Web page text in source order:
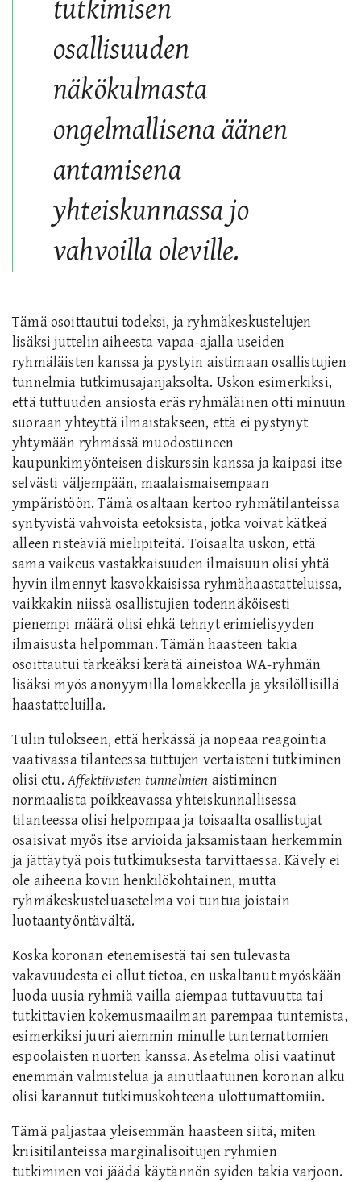
tutkimisen
osallisuuden
näkökulmasta
ongelmallisena äänen
antamisena
yhteiskunnassa jo
vahvoilla oleville.
Tämä osoittautui todeksi, ja ryhmäkeskustelujen
lisäksi juttelin aiheesta vapaa-ajalla useiden
ryhmäläisten kanssa ja pystyin aistimaan osallistujien
tunnelmia tutkimusajanjaksolta. Uskon esimerkiksi,
että tuttuuden ansiosta eräs ryhmäläinen otti minuun
suoraan yhteyttä ilmaistakseen, että ei pystynyt
yhtymään ryhmässä muodostuneen
kaupunkimyönteisen diskurssin kanssa ja kaipasi itse
selvästi väljempään, maalaismaisempaan
ympäristöön. Tämä osaltaan kertoo ryhmätilanteissa
syntyvistä vahvoista eetoksista, jotka voivat kätkeä
alleen risteäviä mielipiteitä. Toisaalta uskon, että
sama vaikeus vastakkaisuuden ilmaisuun olisi yhtä
hyvin ilmennyt kasvokkaisissa ryhmähaastatteluissa,
vaikkakin niissä osallistujien todennäköisesti
pienempi määrä olisi ehkä tehnyt erimielisyyden
ilmaisusta helpomman. Tämän haasteen takia
osoittautui tärkeäksi kerätä aineistoa WA-ryhmän
lisäksi myös anonyymilla lomakkeella ja yksilöllisillä
haastatteluilla.
Tulin tulokseen, että herkässä ja nopeaa reagointia
vaativassa tilanteessa tuttujen vertaisteni tutkiminen
olisi etu.Affektiivisten tunnelmien aistiminen
normaalista poikkeavassa yhteiskunnallisessa
tilanteessa olisi helpompaa ja toisaalta osallistujat
osaisivat myös itse arvioida jaksamistaan herkemmin
ja jättäytyä pois tutkimuksesta tarvittaessa. Kävely ei
ole aiheena kovin henkilökohtainen, mutta
ryhmäkeskusteluasetelma voi tuntua joistain
luotaantyöntävältä.
Koska koronan etenemisestä tai sen tulevasta
vakavuudesta ei ollut tietoa, en uskaltanut myöskään
luoda uusia ryhmiä vailla aiempaa tuttavuutta tai
tutkittavien kokemusmaailman parempaa tuntemista,
esimerkiksi juuri aiemmin minulle tuntemattomien
espoolaisten nuorten kanssa. Asetelma olisi vaatinut
enemmän valmistelua ja ainutlaatuinen koronan alku
olisi karannut tutkimuskohteena ulottumattomiin.
Tämä paljastaa yleisemmän haasteen siitä, miten
kriisitilanteissa marginalisoitujen ryhmien
tutkiminen voi jäädä käytännön syiden takia varjoon.